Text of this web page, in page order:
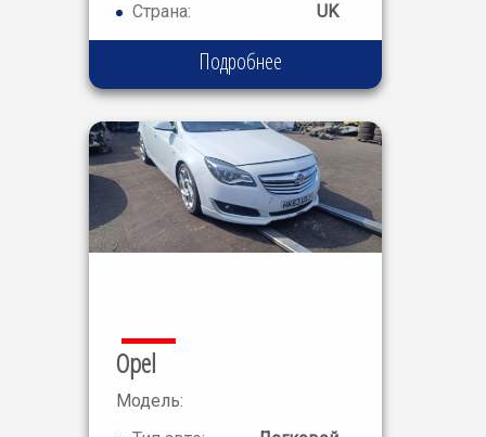
Страна:
UK
Подробнее
Opel
Модель:
Insignia SRI